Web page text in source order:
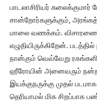
பாடலாசிரியர் கலைக்குமார்
சான்றோர்களுக்கும்,
மாலை வணக்கம். விசாரணை
எழுதியிருக்கிறேன்.
நான்கும் வெவ்வேறு
ஹீரோயின் அனைவரும்
இயக்குநருக்கு முதல்
தெரியாமல் மிக சிறப்பாக